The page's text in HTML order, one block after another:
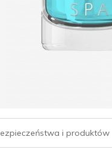
i produktów